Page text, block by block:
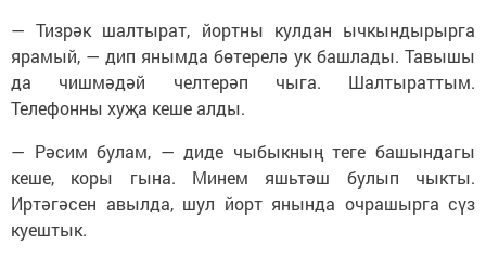
— Тизрәк шалтырат, йортны кулдан ычкындырырга
ярамый, — дип янымда бөтерелә ук башлады. Тавышы
да чишмәдәй челтерәп чыга. Шалтыраттым.
Телефонны хуҗа кеше алды.
— Рәсим булам, — диде чыбыкның теге башындагы
кеше, коры гына. Минем яшьтәш булып чыкты.
Иртәгәсен авылда, шул йорт янында очрашырга сүз
куештык.